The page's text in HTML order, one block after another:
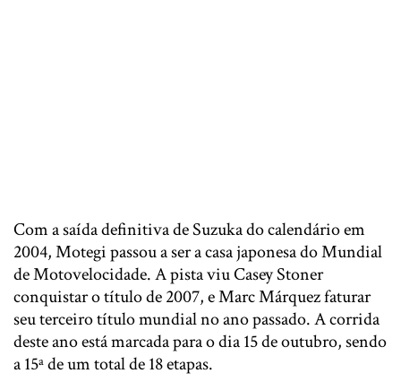
Com a saída definitiva de Suzuka do calendário em
2004, Motegi passou a ser a casa japonesa do Mundial
de Motovelocidade. A pista viu Casey Stoner
conquistar o título de 2007, e Marc Márquez faturar
seu terceiro título mundial no ano passado. A corrida
deste ano está marcada para o dia 15 de outubro, sendo
a 15ª de um total de 18 etapas.